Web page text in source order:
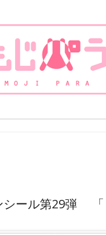
シール第29弾